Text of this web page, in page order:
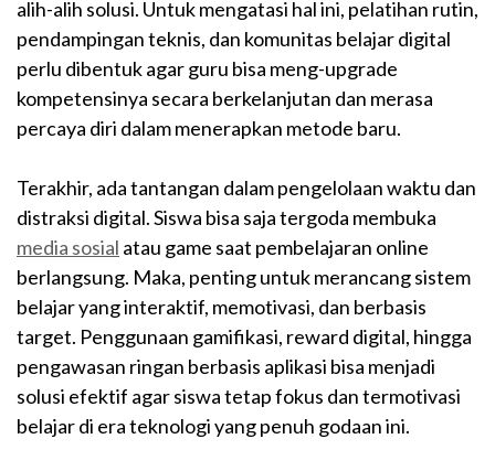
alih-alih solusi. Untuk mengatasi hal ini, pelatihan rutin,
pendampingan teknis, dan komunitas belajar digital
perlu dibentuk agar guru bisa meng-upgrade
kompetensinya secara berkelanjutan dan merasa
percaya diri dalam menerapkan metode baru.
Terakhir, ada tantangan dalam pengelolaan waktu dan
distraksi digital. Siswa bisa saja tergoda membuka
media sosial atau game saat pembelajaran online
berlangsung. Maka, penting untuk merancang sistem
belajar yang interaktif, memotivasi, dan berbasis
target. Penggunaan gamifikasi, reward digital, hingga
pengawasan ringan berbasis aplikasi bisa menjadi
solusi efektif agar siswa tetap fokus dan termotivasi
belajar di era teknologi yang penuh godaan ini.